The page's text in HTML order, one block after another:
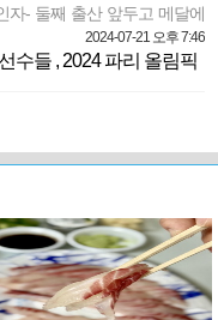
자- 둘째 출산 앞두고 메달에
2024-07-21 오후 7:46
수들, 2024 파리 올림픽